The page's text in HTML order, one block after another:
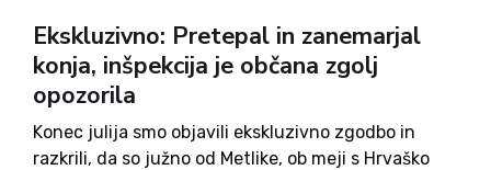
Ekskluzivno: Pretepal in zanemarjal
konja, inšpekcija je občana zgolj
opozorila
Konec julija smo objavili ekskluzivno zgodbo in
razkrili, da so južno od Metlike, ob meji s Hrvaško